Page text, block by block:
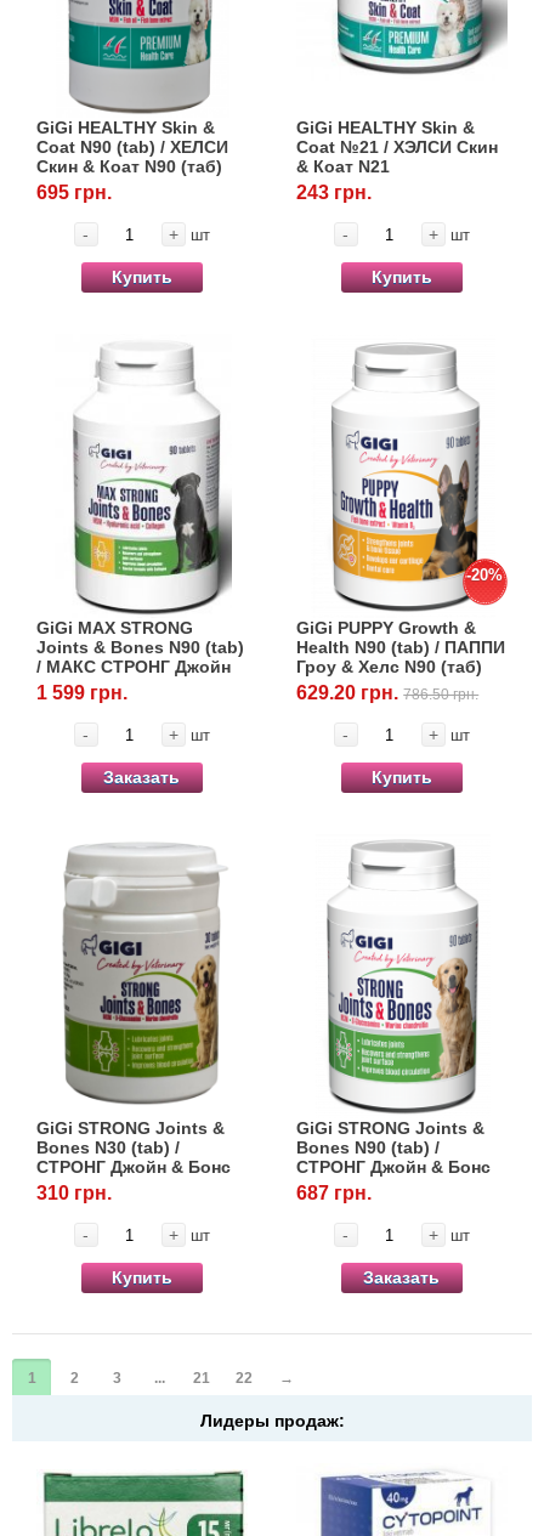
GiGi HEALTHY Skin &
Coat N90 (tab) / ХЕЛСИ
Скин & Коат N90 (таб)
695 грн.
- + шт
Купить
GiGi HEALTHY Skin &
Coat №21 / ХЭЛСИ Скин
& Коат N21
243 грн.
- + шт
Купить
GiGi MAX STRONG
Joints & Bones N90 (tab)
/ МАКС СТРОНГ Джойн
& Бонс N90 (табл.)
1 599 грн.
- + шт
Заказать
-20%
GiGi PUPPY Growth &
Health N90 (tab) / ПАППИ
Гроу & Хелс N90 (таб)
629.20 грн.786.50 грн.
- + шт
Купить
GiGi STRONG Joints &
Bones N30 (tab) /
СТРОНГ Джойн & Бонс
N30 (таб)
310 грн.
- + шт
Купить
GiGi STRONG Joints &
Bones N90 (tab) /
СТРОНГ Джойн & Бонс
N90 (таб)
687 грн.
- + шт
Заказать
1 2 3 ... 21 22 →
Лидеры продаж: